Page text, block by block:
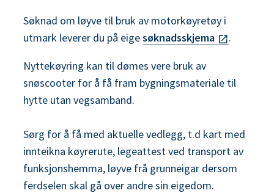
Søknad om løyve til bruk av motorkøyretøy i
utmark leverer du på eigesøknadsskjema
.
Nyttekøyring kan til dømes vere bruk av
snøscooter for å få fram bygningsmateriale til
hytte utan vegsamband.
Sørg for å få med aktuelle vedlegg, t.d kart med
innteikna køyrerute, legeattest ved transport av
funksjonshemma, løyve frå grunneigar dersom
ferdselen skal gå over andre sin eigedom.